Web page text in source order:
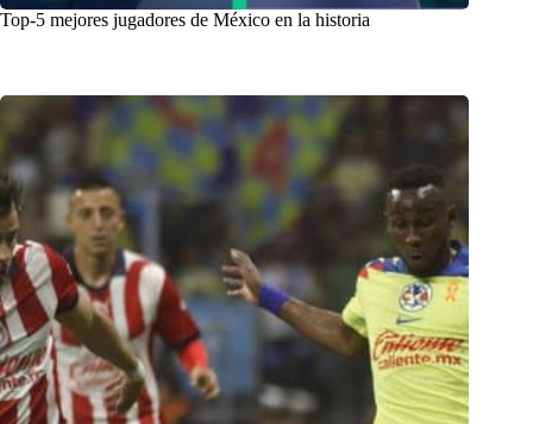
Top-5 mejores jugadores de México en la historia